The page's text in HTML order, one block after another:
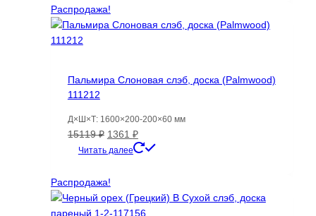
2831 ₽.
Распродажа!
Пальмира Слоновая слэб, доска (Palmwood)
111212
Д×Ш×Т: 1600×200-200×60 мм
15119₽ Первоначальная
цена
15119 ₽.
1361 ₽Текущая
цена:
Читать далее
Распродажа!